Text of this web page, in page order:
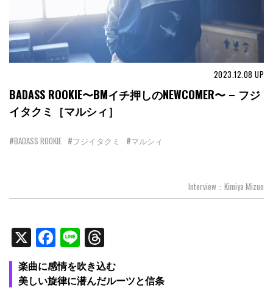
2023.12.08 UP
BADASS ROOKIE〜BMイチ押しのNEWCOMER〜 – フジ
イタクミ［マルシィ］
#BADASS ROOKIE #フジイタクミ #マルシィ
Interview：Kimiya Mizuo
X Facebook
Line
楽曲に感情を吹き込む
美しい旋律に潜んだルーツと信条